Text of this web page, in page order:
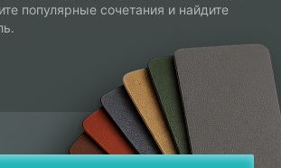
популярные сочетания и найдите